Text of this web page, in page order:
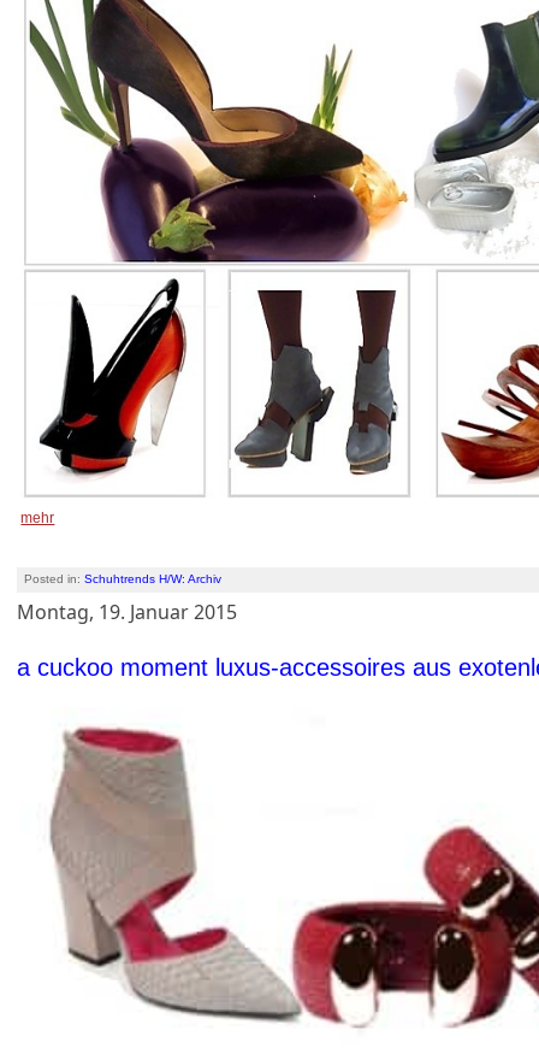
mehr
Posted in:Schuhtrends H/W: Archiv
Montag, 19. Januar 2015
a cuckoo moment luxus-accessoires aus